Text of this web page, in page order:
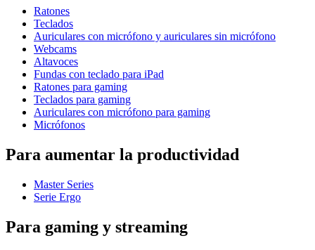
Ratones
Teclados
Auriculares con micrófono y auriculares sin micrófono
Webcams
Altavoces
Fundas con teclado para iPad
Ratones para gaming
Teclados para gaming
Auriculares con micrófono para gaming
Micrófonos
Para aumentar la productividad
Master Series
Serie Ergo
Para gaming y streaming